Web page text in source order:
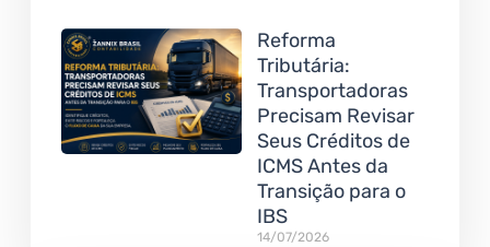
Reforma
Tributária:
Transportadoras
Precisam Revisar
Seus Créditos de
ICMS Antes da
Transição para o
IBS
14/07/2026